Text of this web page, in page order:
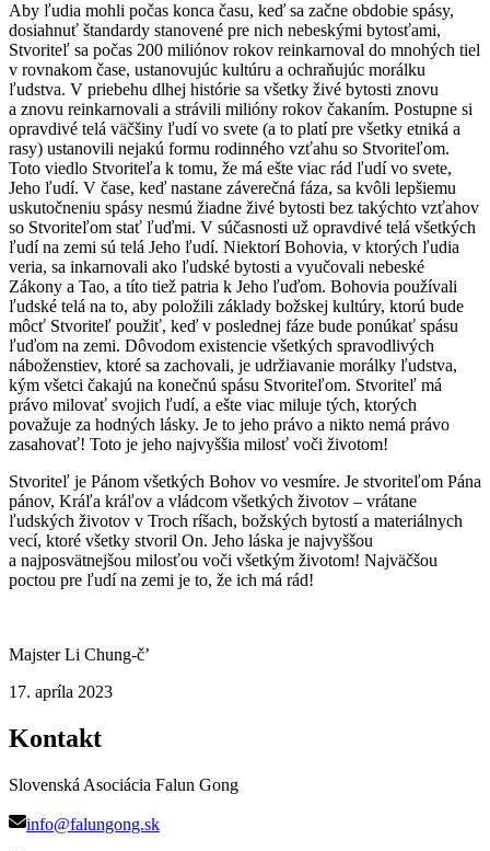
Aby ľudia mohli počas konca času, keď sa začne obdobie spásy,
dosiahnuť štandardy stanovené pre nich nebeskými bytosťami,
Stvoriteľ sa počas 200 miliónov rokov reinkarnoval do mnohých tiel
v rovnakom čase, ustanovujúc kultúru a ochraňujúc morálku
ľudstva. V priebehu dlhej histórie sa všetky živé bytosti znovu
a znovu reinkarnovali a strávili milióny rokov čakaním. Postupne si
opravdivé telá väčšiny ľudí vo svete (a to platí pre všetky etniká a
rasy) ustanovili nejakú formu rodinného vzťahu so Stvoriteľom.
Toto viedlo Stvoriteľa k tomu, že má ešte viac rád ľudí vo svete,
Jeho ľudí. V čase, keď nastane záverečná fáza, sa kvôli lepšiemu
uskutočneniu spásy nesmú žiadne živé bytosti bez takýchto vzťahov
so Stvoriteľom stať ľuďmi. V súčasnosti už opravdivé telá všetkých
ľudí na zemi sú telá Jeho ľudí. Niektorí Bohovia, v ktorých ľudia
veria, sa inkarnovali ako ľudské bytosti a vyučovali nebeské
Zákony a Tao, a títo tiež patria k Jeho ľuďom. Bohovia používali
ľudské telá na to, aby položili základy božskej kultúry, ktorú bude
môcť Stvoriteľ použiť, keď v poslednej fáze bude ponúkať spásu
ľuďom na zemi. Dôvodom existencie všetkých spravodlivých
náboženstiev, ktoré sa zachovali, je udržiavanie morálky ľudstva,
kým všetci čakajú na konečnú spásu Stvoriteľom. Stvoriteľ má
právo milovať svojich ľudí, a ešte viac miluje tých, ktorých
považuje za hodných lásky. Je to jeho právo a nikto nemá právo
zasahovať! Toto je jeho najvyššia milosť voči životom!
Stvoriteľ je Pánom všetkých Bohov vo vesmíre. Je stvoriteľom Pána
pánov, Kráľa kráľov a vládcom všetkých životov – vrátane
ľudských životov v Troch ríšach, božských bytostí a materiálnych
vecí, ktoré všetky stvoril On. Jeho láska je najvyššou
a najposvätnejšou milosťou voči všetkým životom! Najväčšou
poctou pre ľudí na zemi je to, že ich má rád!
Majster Li Chung-č’
17. apríla 2023
Kontakt
Slovenská Asociácia Falun Gong
info@falungong.sk